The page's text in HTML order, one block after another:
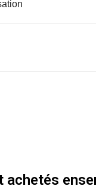
achetés